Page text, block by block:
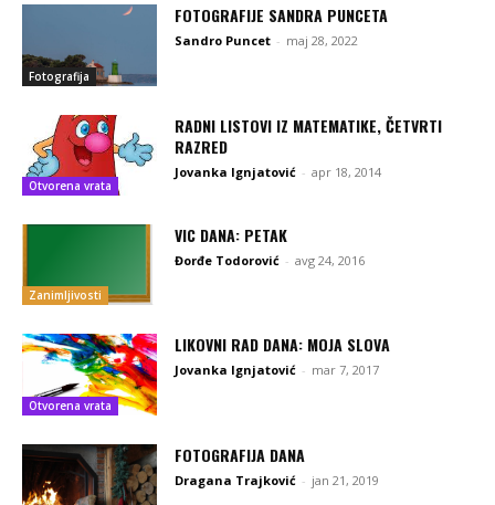
Fotografija
FOTOGRAFIJE SANDRA PUNCETA
Sandro Puncet - maj 28, 2022
Otvorena vrata
RADNI LISTOVI IZ MATEMATIKE, ČETVRTI
RAZRED
Jovanka Ignjatović - apr 18, 2014
Zanimljivosti
VIC DANA: PETAK
Đorđe Todorović - avg 24, 2016
Otvorena vrata
LIKOVNI RAD DANA: MOJA SLOVA
Jovanka Ignjatović - mar 7, 2017
FOTOGRAFIJA DANA
Dragana Trajković - jan 21, 2019